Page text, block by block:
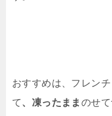
おすすめは、フレン
て、凍ったまま のせ